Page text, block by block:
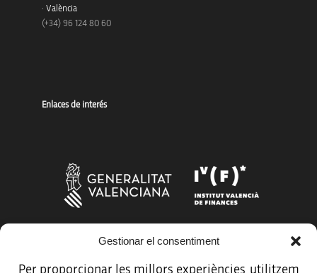
Gestionar el consentiment
Per proporcionar les millors experiències, utilitzem
· València
(+34) 96 124 80 60
Enlaces de interés